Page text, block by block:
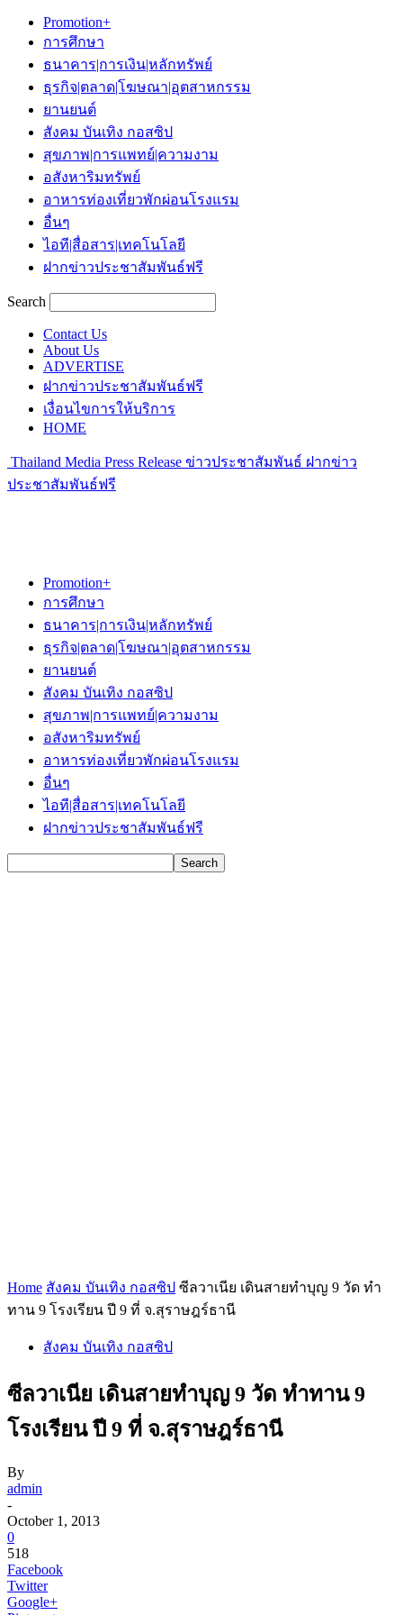
Promotion+
การศึกษา
ธนาคาร|การเงิน|หลักทรัพย์
ธุรกิจ|ตลาด|โฆษณา|อุตสาหกรรม
ยานยนต์
สังคม บันเทิง กอสซิป
สุขภาพ|การแพทย์|ความงาม
อสังหาริมทรัพย์
อาหารท่องเที่ยวพักผ่อนโรงแรม
อื่นๆ
ไอที|สื่อสาร|เทคโนโลยี
ฝากข่าวประชาสัมพันธ์ฟรี
Search
Contact Us
About Us
ADVERTISE
ฝากข่าวประชาสัมพันธ์ฟรี
เงื่อนไขการให้บริการ
HOME
Thailand Media Press Release ข่าวประชาสัมพันธ์ ฝากข่าว
ประชาสัมพันธ์ฟรี
Promotion+
การศึกษา
ธนาคาร|การเงิน|หลักทรัพย์
ธุรกิจ|ตลาด|โฆษณา|อุตสาหกรรม
ยานยนต์
สังคม บันเทิง กอสซิป
สุขภาพ|การแพทย์|ความงาม
อสังหาริมทรัพย์
อาหารท่องเที่ยวพักผ่อนโรงแรม
อื่นๆ
ไอที|สื่อสาร|เทคโนโลยี
ฝากข่าวประชาสัมพันธ์ฟรี
Home สังคม บันเทิง กอสซิป ซีลวาเนีย เดินสายทำบุญ 9 วัด ทำ
ทาน 9 โรงเรียน ปี 9 ที่ จ.สุราษฎร์ธานี
สังคม บันเทิง กอสซิป
ซีลวาเนีย เดินสายทำบุญ 9 วัด ทำทาน 9
โรงเรียน ปี 9 ที่ จ.สุราษฎร์ธานี
By
admin
-
October 1, 2013
0
518
Facebook
Twitter
Google+